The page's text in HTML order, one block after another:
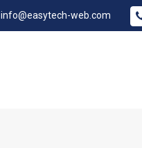
info@easytech-web.com